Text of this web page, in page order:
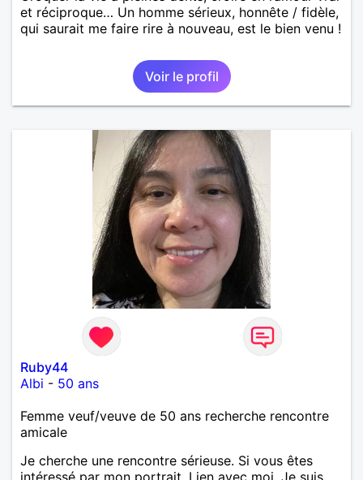
et réciproque… Un homme sérieux, honnête / fidèle,
qui saurait me faire rire à nouveau, est le bien venu !
Voir le profil
Ruby44
Albi - 50 ans
Femme veuf/veuve de 50 ans recherche rencontre
amicale
Je cherche une rencontre sérieuse. Si vous êtes
intéressé par mon portrait. Lien avec moi. Je suis